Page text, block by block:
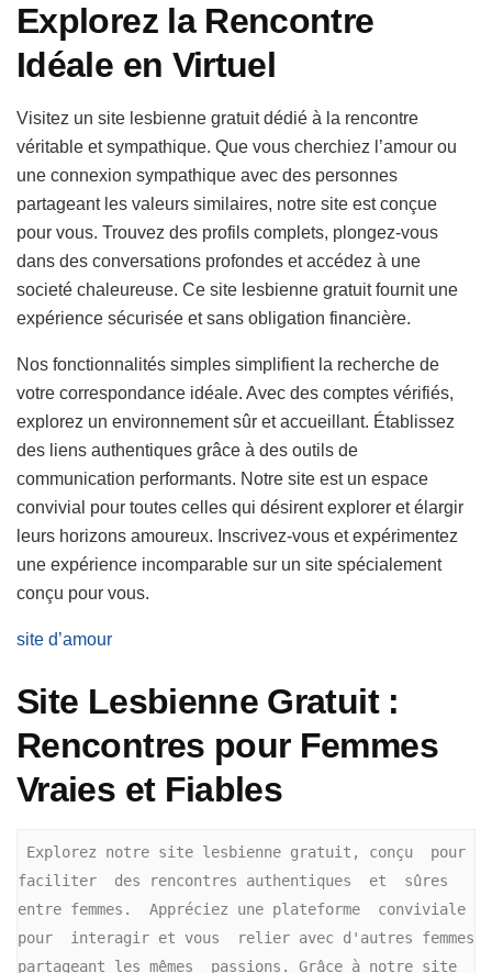
Explorez la Rencontre
Idéale en Virtuel
Visitez un site lesbienne gratuit dédié à la rencontre
véritable et sympathique. Que vous cherchiez l’amour ou
une connexion sympathique avec des personnes
partageant les valeurs similaires, notre site est conçue
pour vous. Trouvez des profils complets, plongez-vous
dans des conversations profondes et accédez à une
societé chaleureuse. Ce site lesbienne gratuit fournit une
expérience sécurisée et sans obligation financière.
Nos fonctionnalités simples simplifient la recherche de
votre correspondance idéale. Avec des comptes vérifiés,
explorez un environnement sûr et accueillant. Établissez
des liens authentiques grâce à des outils de
communication performants. Notre site est un espace
convivial pour toutes celles qui désirent explorer et élargir
leurs horizons amoureux. Inscrivez-vous et expérimentez
une expérience incomparable sur un site spécialement
conçu pour vous.
site d’amour
Site Lesbienne Gratuit :
Rencontres pour Femmes
Vraies et Fiables
faciliter  des rencontres authentiques  et  sûres
entre femmes.  Appréciez une plateforme  conviviale
pour  interagir et vous  relier avec d'autres femmes
partageant les mêmes  passions. Grâce à notre site